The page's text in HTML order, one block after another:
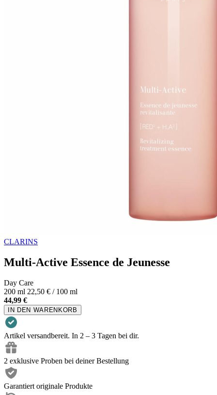
CLARINS
Multi-Active Essence de Jeunesse
Day Care
200 ml 22,50 € / 100 ml
44,99 €
IN DEN WARENKORB
Artikel versandbereit. In 2 – 3 Tagen bei dir.
2 exklusive Proben bei deiner Bestellung
Garantiert originale Produkte